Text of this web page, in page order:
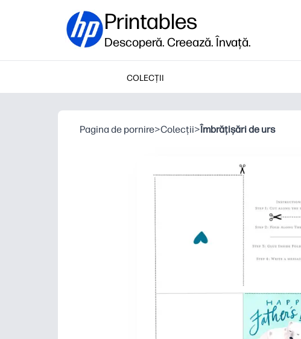
Printables
Descoperă. Creează. Învață.
COLECȚII
Pagina de pornire>Colecții>Îmbrățișări de urs